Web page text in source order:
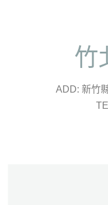
竹
ADD: 新竹